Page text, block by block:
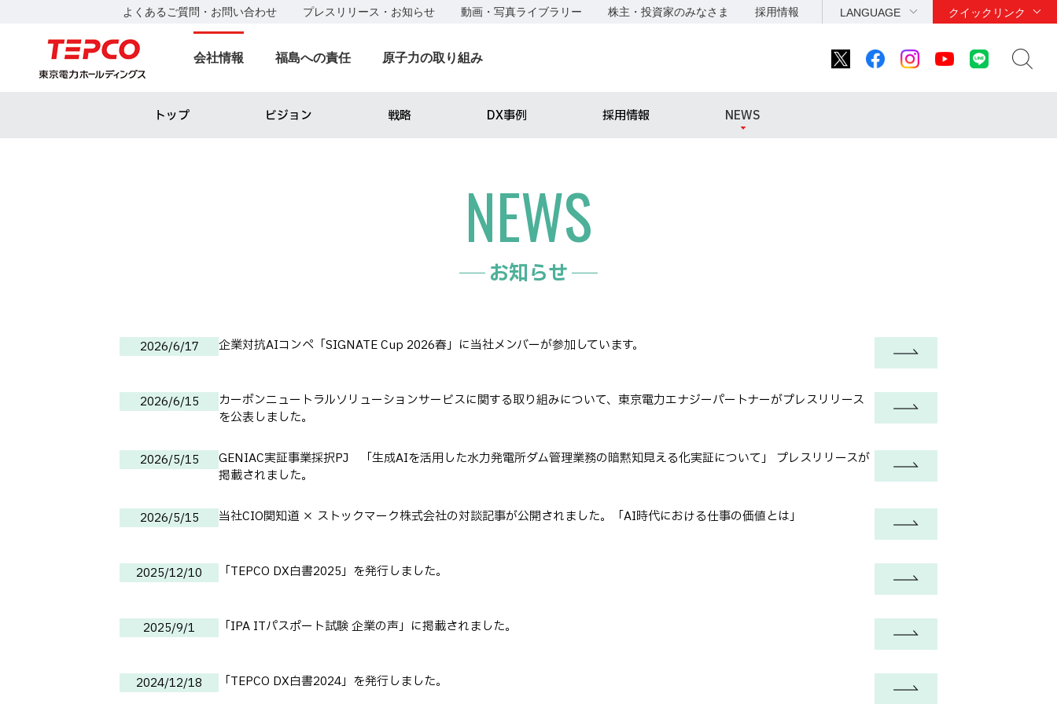
よくあるご質問・お問い合わせ プレスリリース・お知らせ 動画・写真ライブラリー 株主・投資家のみなさま 採用情報 LANGUAGE クイックリンク
会社情報 福島への責任 原子力の取り組み
トップ ビジョン 戦略 DX事例 採用情報 NEWS
NEWS
お知らせ
2026/6/17 企業対抗AIコンペ「SIGNATE Cup 2026春」に当社メンバーが参加しています。
2026/6/15
カーボンニュートラルソリューションサービスに関する取り組みについて、東京電力エナジーパートナーがプレスリリース
を公表しました。
2026/5/15
GENIAC実証事業採択PJ 「生成AIを活用した水力発電所ダム管理業務の暗黙知見える化実証について」 プレスリリースが
掲載されました。
2026/5/15 当社CIO関知道 × ストックマーク株式会社の対談記事が公開されました。「AI時代における仕事の価値とは」
2025/12/10 「TEPCO DX白書2025」を発行しました。
2025/9/1 「IPA ITパスポート試験 企業の声」に掲載されました。
2024/12/18 「TEPCO DX白書2024」を発行しました。